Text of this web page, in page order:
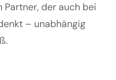
Partner, der auch bei
– unabhängig